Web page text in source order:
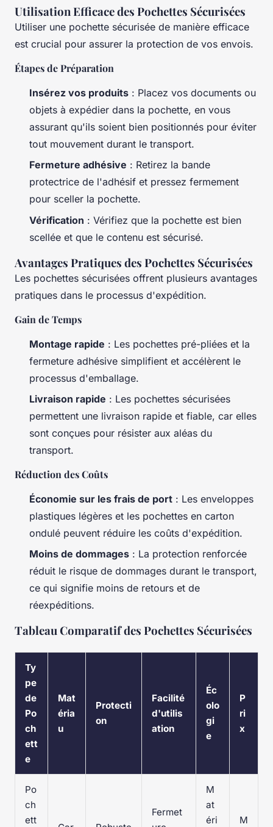
Utilisation Efficace des Pochettes Sécurisées
Utiliser une pochette sécurisée de manière efficace
est crucial pour assurer la protection de vos envois.
Étapes de Préparation
Insérez vos produits : Placez vos documents ou
objets à expédier dans la pochette, en vous
assurant qu'ils soient bien positionnés pour éviter
tout mouvement durant le transport.
Fermeture adhésive : Retirez la bande
protectrice de l'adhésif et pressez fermement
pour sceller la pochette.
Vérification : Vérifiez que la pochette est bien
scellée et que le contenu est sécurisé.
Avantages Pratiques des Pochettes Sécurisées
Les pochettes sécurisées offrent plusieurs avantages
pratiques dans le processus d'expédition.
Gain de Temps
Montage rapide : Les pochettes pré-pliées et la
fermeture adhésive simplifient et accélèrent le
processus d'emballage.
Livraison rapide : Les pochettes sécurisées
permettent une livraison rapide et fiable, car elles
sont conçues pour résister aux aléas du
transport.
Réduction des Coûts
Économie sur les frais de port : Les enveloppes
plastiques légères et les pochettes en carton
ondulé peuvent réduire les coûts d'expédition.
Moins de dommages : La protection renforcée
réduit le risque de dommages durant le transport,
ce qui signifie moins de retours et de
réexpéditions.
Tableau Comparatif des Pochettes Sécurisées
Ty
pe
de
Po
ch
ett
e
Mat
éria
u
Protecti
on
Facilité
d'utilis
ation
Éc
olo
gi
e
P
ri
x
Po
ch
ett
Fermet
M
at
éri
M